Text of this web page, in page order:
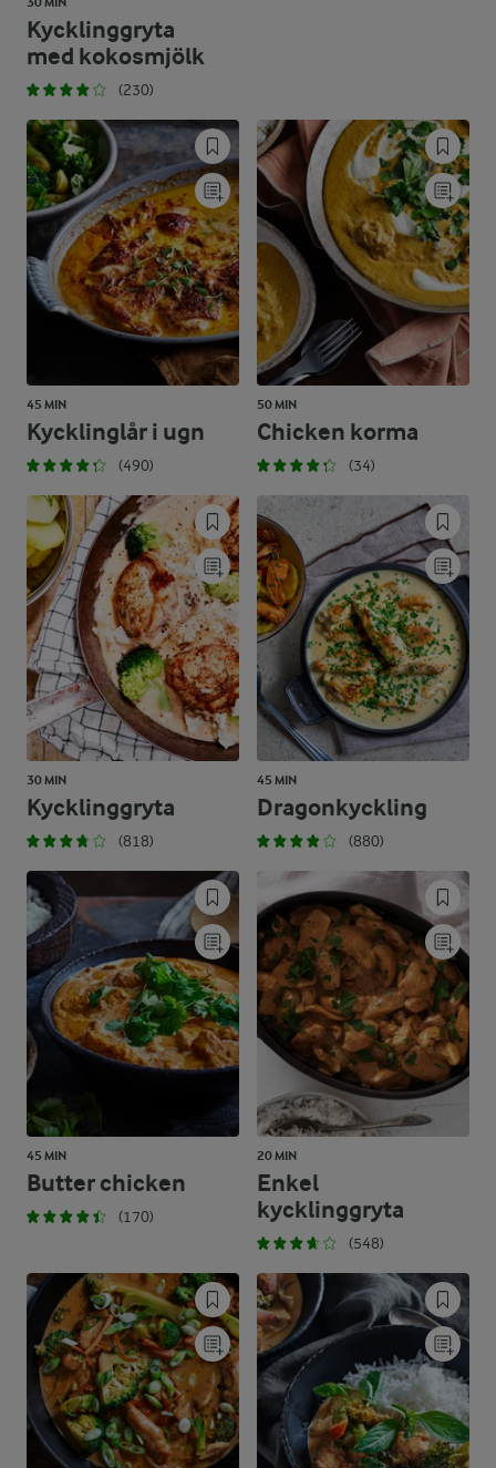
Kycklinggryta
med kokosmjölk
(230)
45 MIN
Kycklinglår i ugn
(490)
50 MIN
Chicken korma
(34)
30 MIN
Kycklinggryta
(818)
45 MIN
Dragonkyckling
(880)
45 MIN
Butter chicken
(170)
20 MIN
Enkel
kycklinggryta
(548)